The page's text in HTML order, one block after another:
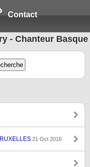
Contact
- Chanteur Basque
21 Oct 2016